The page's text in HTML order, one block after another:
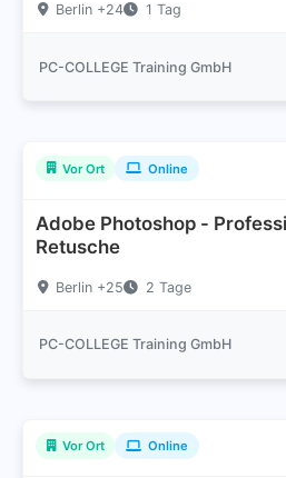
Berlin +24 1 Tag
PC-COLLEGE Training GmbH
Vor Ort Online
Adobe Photoshop -
Retusche
Berlin +25 2 Tage
PC-COLLEGE Training GmbH
Vor Ort Online